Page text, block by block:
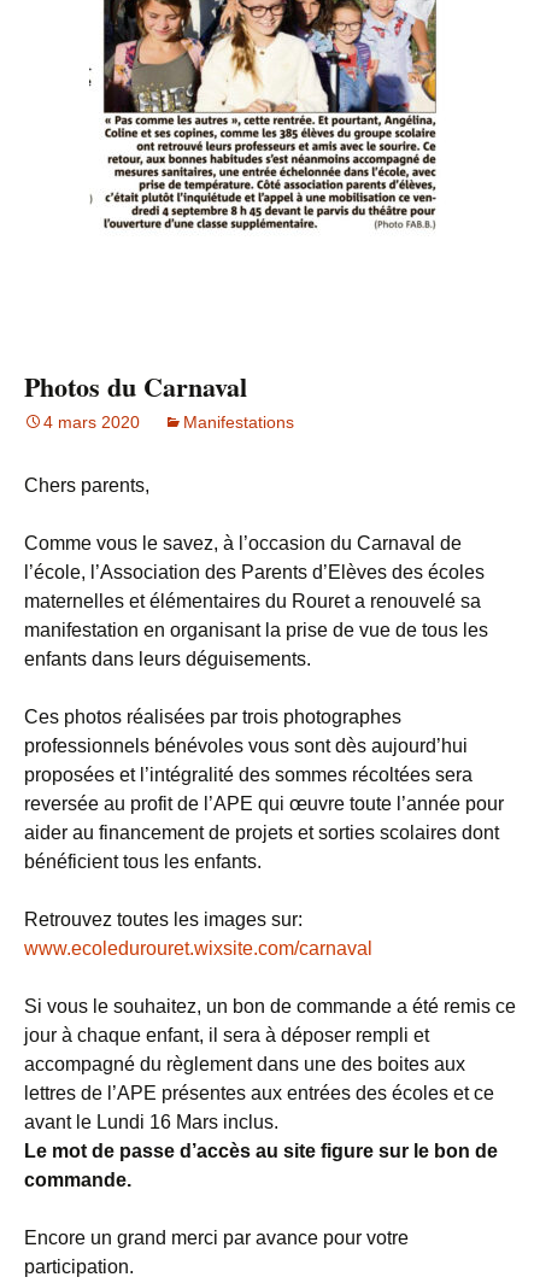
Photos du Carnaval
4 mars 2020 Manifestations
Chers parents,
Comme vous le savez, à l’occasion du Carnaval de
l’école, l’Association des Parents d’Elèves des écoles
maternelles et élémentaires du Rouret a renouvelé sa
manifestation en organisant la prise de vue de tous les
enfants dans leurs déguisements.
Ces photos réalisées par trois photographes
professionnels bénévoles vous sont dès aujourd’hui
proposées et l’intégralité des sommes récoltées sera
reversée au profit de l’APE qui œuvre toute l’année pour
aider au financement de projets et sorties scolaires dont
bénéficient tous les enfants.
Retrouvez toutes les images sur:
www.ecoledurouret.wixsite.com/carnaval
Si vous le souhaitez, un bon de commande a été remis ce
jour à chaque enfant, il sera à déposer rempli et
accompagné du règlement dans une des boites aux
lettres de l’APE présentes aux entrées des écoles et ce
avant le Lundi 16 Mars inclus.
Le mot de passe d’accès au site figure sur le bon de
commande.
Encore un grand merci par avance pour votre
participation.